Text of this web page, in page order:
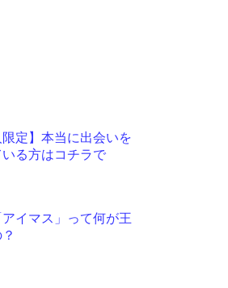
限定】本当に出会いを
る方はコチラで
イマス」って何が王